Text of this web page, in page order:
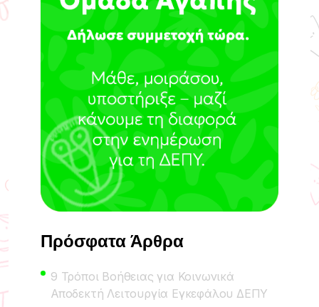
Πρόσφατα Άρθρα
9 Τρόποι Βοήθειας για Κοινωνικά
Αποδεκτή Λειτουργία Εγκεφάλου ΔΕΠΥ